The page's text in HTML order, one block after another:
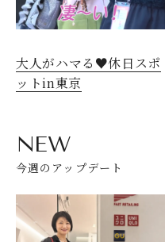
大人がハマる♥休日スポ
ットin東京
NEW
今週のアップデート